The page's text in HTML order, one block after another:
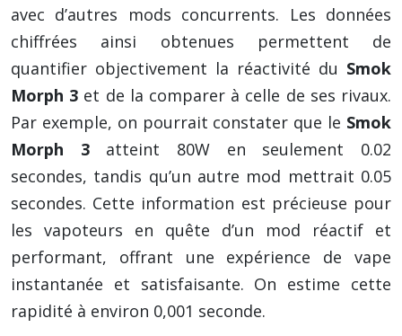
avec d’autres mods concurrents. Les données
chiffrées ainsi obtenues permettent de
quantifier objectivement la réactivité du Smok
Morph 3 et de la comparer à celle de ses rivaux.
Par exemple, on pourrait constater que le Smok
Morph 3 atteint 80W en seulement 0.02
secondes, tandis qu’un autre mod mettrait 0.05
secondes. Cette information est précieuse pour
les vapoteurs en quête d’un mod réactif et
performant, offrant une expérience de vape
instantanée et satisfaisante. On estime cette
rapidité à environ 0,001 seconde.